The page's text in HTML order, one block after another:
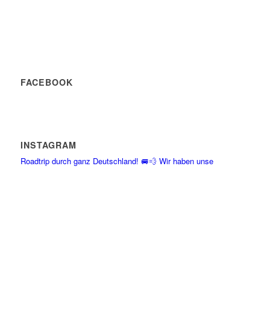
FACEBOOK
INSTAGRAM
Roadtrip durch ganz Deutschland! 🚐💨 Wir haben unse